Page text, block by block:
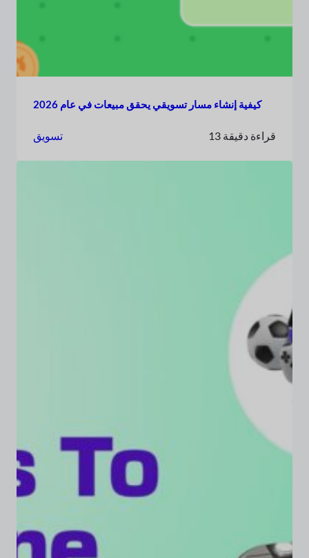
كيفية إنشاء مسار تسويقي يحقق مبيعات في عام 2026
تسويق 13 قراءة دقيقة